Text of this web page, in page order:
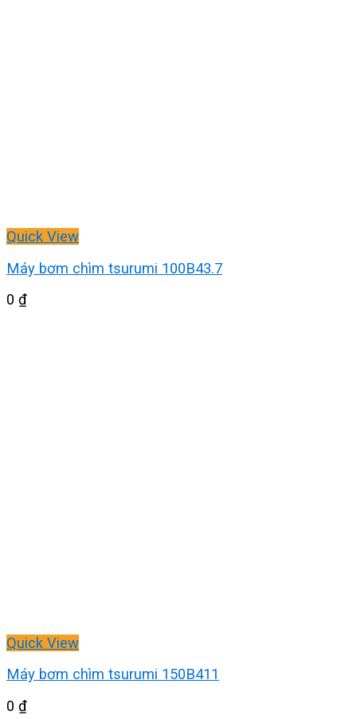
Quick View
Máy bơm chìm tsurumi 100B43.7
0 ₫
Quick View
Máy bơm chìm tsurumi 150B411
0 ₫